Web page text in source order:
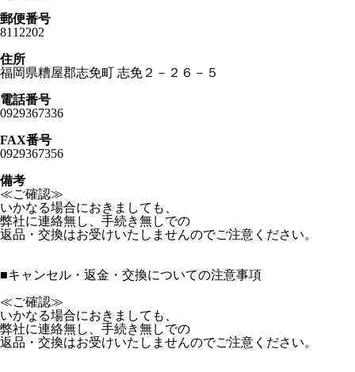
郵便番号
8112202
住所
福岡県糟屋郡志免町 志免２－２６－５
電話番号
0929367336
FAX番号
0929367356
備考
≪ご確認≫
いかなる場合におきましても、
弊社に連絡無し、手続き無しでの
返品・交換はお受けいたしませんのでご注意ください。
■キャンセル・返金・交換についての注意事項
≪ご確認≫
いかなる場合におきましても、
弊社に連絡無し、手続き無しでの
返品・交換はお受けいたしませんのでご注意ください。